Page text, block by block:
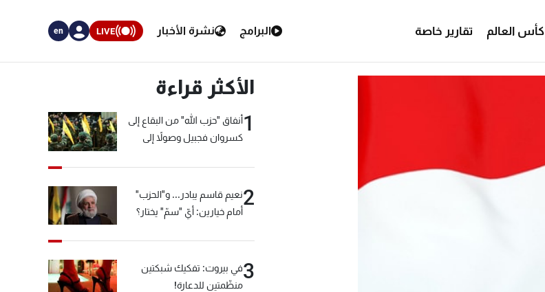
كأس العالم تقارير خاصة البرامج نشرة الأخبار LIVE
en
الأكثر قراءة
1أنفاق "حزب الله" من البقاع إلى
كسروان فجبيل وصولاً إلى
2نعيم قاسم يبادر... و"الحزب"
أمام خيارين: أيّ "سمّ" يختار؟
3في بيروت: تفكيك شبكتين
منظّمتين للدعارة!